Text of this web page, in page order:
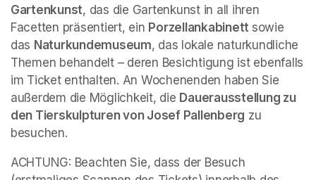
Gartenkunst, das die Gartenkunst in all ihren
Facetten präsentiert, ein Porzellankabinett sowie
das Naturkundemuseum, das lokale naturkundliche
Themen behandelt – deren Besichtigung ist ebenfalls
im Ticket enthalten. An Wochenenden haben Sie
außerdem die Möglichkeit, die Dauerausstellung zu
den Tierskulpturen von Josef Pallenberg zu
besuchen.
ACHTUNG: Beachten Sie, dass der Besuch